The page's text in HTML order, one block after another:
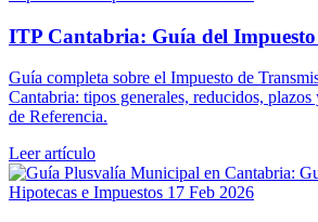
ITP Cantabria: Guía del Impuesto
Guía completa sobre el Impuesto de
Cantabria: tipos generales, reducidos,
de Referencia.
Leer artículo
Hipotecas e Impuestos 17 Feb 2026